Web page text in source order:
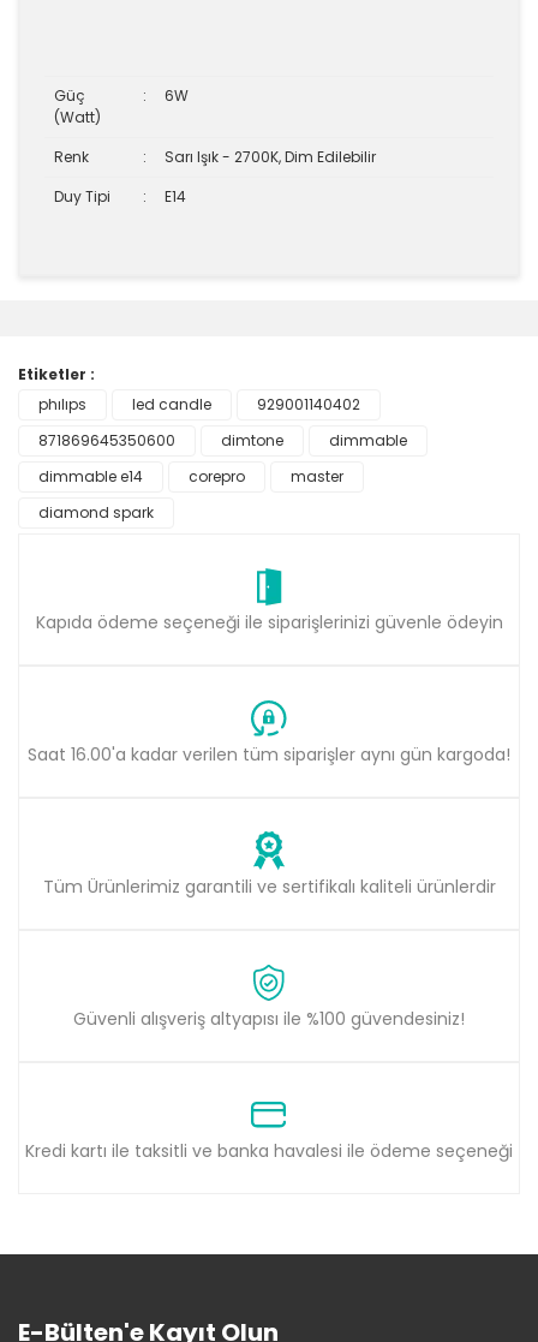
Güç
(Watt)
: 6W
Renk :
Sarı Işık - 2700K, Dim Edilebilir
Duy Tipi
: E14
Ürün resmi kalitesiz, bozuk veya görüntülenemiyor.
Ürün açıklamasında eksik bilgiler bulunuyor.
Ürün bilgilerinde hatalar bulunuyor.
Ürün fiyatı diğer sitelerden daha pahalı.
Gönder
Etiketler :
phılıps
led candle
929001140402
871869645350600
dimtone
dimmable
dimmable e14
corepro
master
diamond spark
Kapıda ödeme seçeneği ile siparişlerinizi güvenle ödeyin
Saat 16.00'a kadar verilen tüm siparişler aynı gün kargoda!
Tüm Ürünlerimiz garantili ve sertifikalı kaliteli ürünlerdir
Güvenli alışveriş altyapısı ile %100 güvendesiniz!
Kredi kartı ile taksitli ve banka havalesi ile ödeme seçeneği
E-Bülten'e Kayıt Olun